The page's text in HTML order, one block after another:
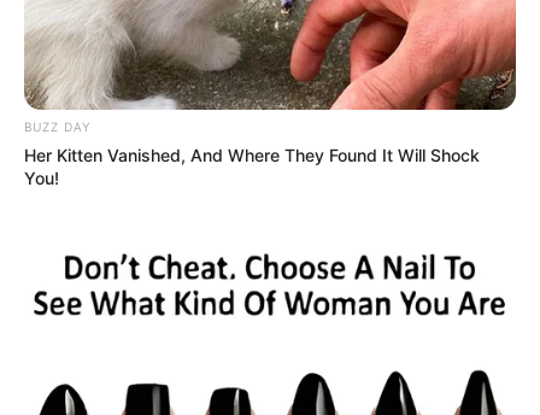
BUZZ DAY
Her Kitten Vanished, And Where They Found It Will Shock
You!